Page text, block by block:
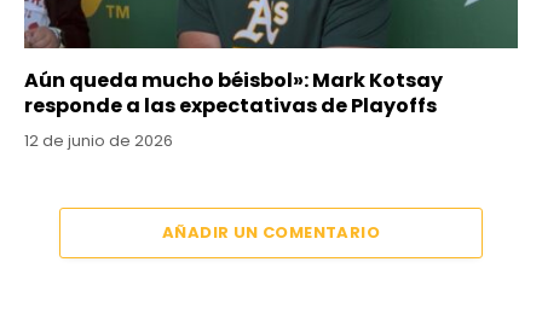
Aún queda mucho béisbol»: Mark Kotsay
responde a las expectativas de Playoffs
12 de junio de 2026
AÑADIR UN COMENTARIO